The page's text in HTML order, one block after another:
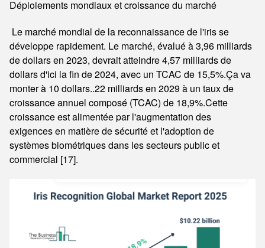
Déploiements mondiaux et croissance du marché
Le marché mondial de la reconnaissance de l'iris se
développe rapidement. Le marché, évalué à 3,96 milliards
de dollars en 2023, devrait atteindre 4,57 milliards de
dollars d'ici la fin de 2024, avec un TCAC de 15,5%.Ça va
monter à 10 dollars..22 milliards en 2029 à un taux de
croissance annuel composé (TCAC) de 18,9%.Cette
croissance est alimentée par l'augmentation des
exigences en matière de sécurité et l'adoption de
systèmes biométriques dans les secteurs public et
commercial [17].